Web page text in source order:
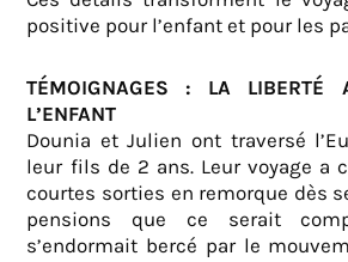
positive pour l’enfant et pour les
TÉMOIGNAGES : LA LIBERTÉ
L’ENFANT
Dounia et Julien ont traversé
leur fils de 2 ans. Leur voyage a
courtes sorties en remorque dès
pensions que ce serait
s’endormait bercé par le